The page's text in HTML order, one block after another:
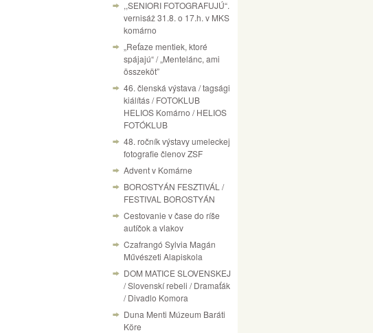
,,SENIORI FOTOGRAFUJÚ“.
vernisáž 31.8. o 17.h. v MKS
komárno
„Reťaze mentiek, ktoré
spájajú“ / „Mentelánc, ami
összeköt”
46. členská výstava / tagsági
kiálítás / FOTOKLUB
HELIOS Komárno / HELIOS
FOTÓKLUB
48. ročník výstavy umeleckej
fotografie členov ZSF
Advent v Komárne
BOROSTYÁN FESZTIVÁL /
FESTIVAL BOROSTYÁN
Cestovanie v čase do ríše
autíčok a vlakov
Czafrangó Sylvia Magán
Művészeti Alapiskola
DOM MATICE SLOVENSKEJ
/ Slovenskí rebeli / Dramaťák
/ Divadlo Komora
Duna Menti Múzeum Baráti
Köre